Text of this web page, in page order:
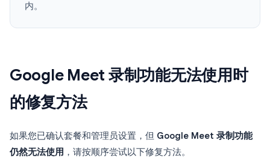
内。
Google Meet 录制功能无法使用时
的修复方法
如果您已确认套餐和管理员设置，但 Google Meet 录制功能
仍然无法使用 ，请按顺序尝试以下修复方法。